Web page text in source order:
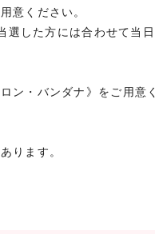
意ください。
選した方には合わせて当日
ン・バンダナ》をご用意く
ります。